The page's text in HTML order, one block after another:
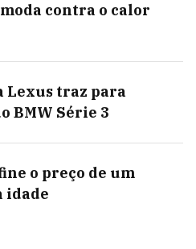
contra o calor
Lexus traz para
BMW Série 3
o preço de um
idade